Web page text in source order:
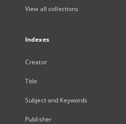
View all collections
Indexes
Creator
Title
Subject and Keywords
Publisher